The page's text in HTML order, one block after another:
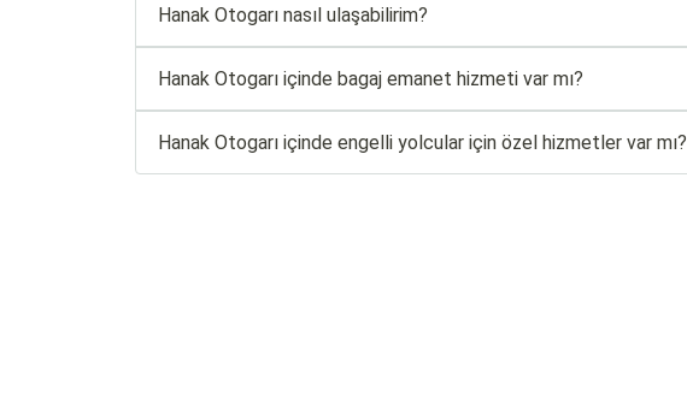
Hanak Otogarı nasıl ulaşabilirim?
Hanak Otogarı içinde bagaj emanet hizmeti var mı?
Hanak Otogarı içinde engelli yolcular için özel hizmetler var mı?